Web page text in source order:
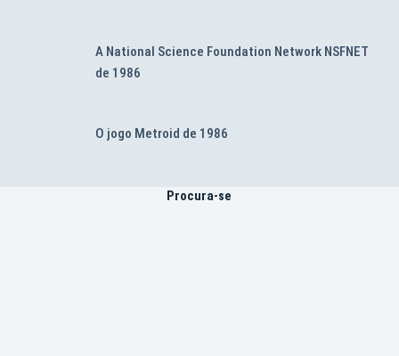
A National Science Foundation Network NSFNET
de 1986
O jogo Metroid de 1986
Procura-se